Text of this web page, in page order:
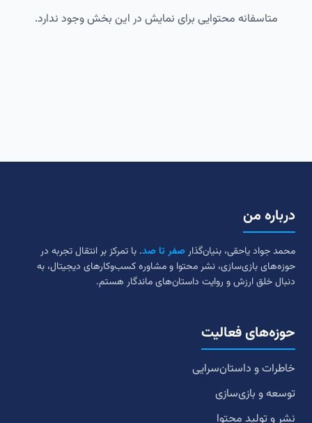
متاسفانه محتوایی برای نمایش در این بخش وجود ندارد.
درباره من
محمد جواد یاحقی، بنیان‌گذارصفر تا صد. با تمرکز بر انتقال تجربه در
حوزه‌های بازی‌سازی، نشر محتوا و مشاوره کسب‌وکارهای دیجیتال، به
دنبال خلق ارزش و روایت داستان‌های ماندگار هستم.
حوزه‌های فعالیت
خاطرات و داستان‌سرایی
توسعه و بازی‌سازی
نشر و تولید محتوا